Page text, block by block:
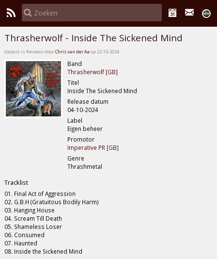
Thrasherwolf - Inside The Sickened Mind
Gepost in Reviews doorChris van der Aa op 22-10-2024
Band
Thrasherwolf [GB]
Titel
Inside The Sickened Mind
Release datum
04-10-2024
Label
Eigen beheer
Promotor
Imperative PR [GB]
Genre
Thrashmetal
Tracklist
01. Final Act of Aggression
02. G.B.H (Gratuitous Bodily Harm)
03. Hanging House
04. Scream Till Death
05. Shameless Loser
06. Consumed
07. Haunted
08. Inside the Sickened Mind